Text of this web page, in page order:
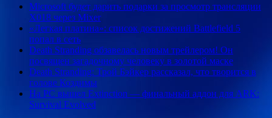
Microsoft будет дарить подарки за просмотр трансляции
X018 через Mixer
«Легкая платина»: список достижений Battlefield 5
попал в сеть
Death Stranding обзавелась новым трейлером! Он
посвящен загадочному человеку в золотой маске
Death Stranding: Трой Бэйкер рассказал, что творится в
голове Коздимы
На PC вышел Extinction — финальный аддон для ARK:
Survival Evolved